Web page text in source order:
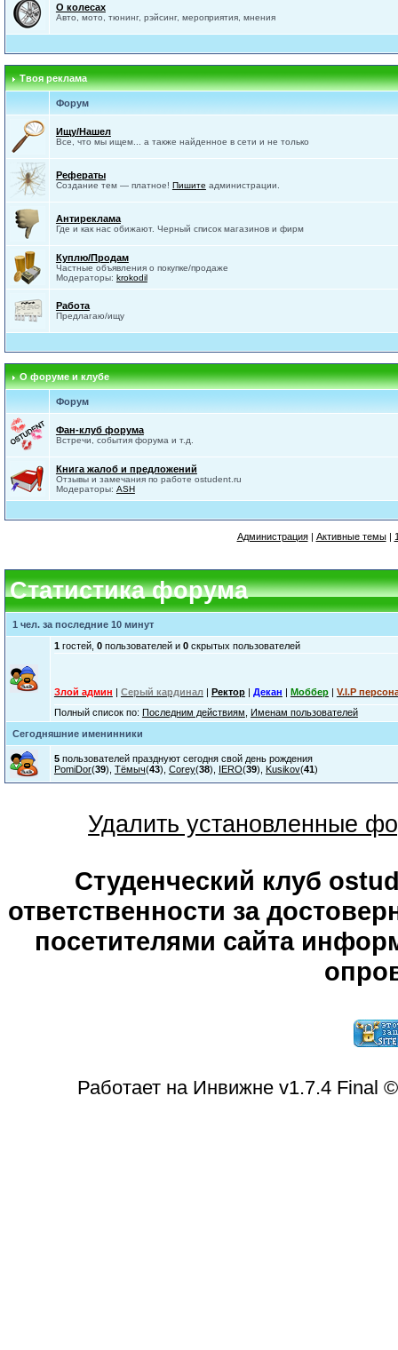
О колесах
Авто, мото, тюнинг, рэйсинг, мероприятия, мнения
Твоя реклама
Форум
Ищу/Нашел
Все, что мы ищем... а также найденное в сети и не только
Рефераты
Создание тем — платное! Пишите администрации.
Антиреклама
Где и как нас обижают. Черный список магазинов и фирм
Куплю/Продам
Частные объявления о покупке/продаже
Модераторы: krokodil
Работа
Предлагаю/ищу
О форуме и клубе
Форум
Фан-клуб форума
Встречи, события форума и т.д.
Книга жалоб и предложений
Отзывы и замечания по работе ostudent.ru
Модераторы: ASH
Администрация| Активные темы|
Статистика форума
1 чел. за последние 10 минут
1гостей, 0пользователей и 0скрытых пользователей
Злой админ | Серый кардинал| Ректор| Декан | Моббер| V.I.P
Полный список по: Последним действиям Именам пользователей
Сегодняшние именинники
5пользователей празднуют сегодня свой день рождения
PomiDor(39), Тёмыч(43), Corey(38), IERO(39), Kusikov(41)
Удалить установленные
Студенческий клуб
ответственности за
посетителями сайта
Работает на Инвижне v1.7.4 Final